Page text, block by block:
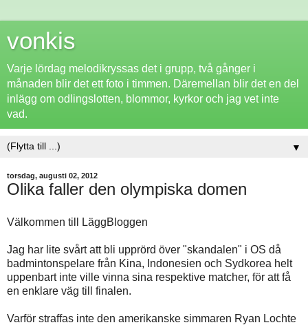
vonkis
Varje lördag melodikryssas det i grupp, två gånger i
månaden blir det ett foto i timmen. Däremellan blir det en del
inlägg om odlingslotten, blommor, kyrkor och jag vet inte
vad.
▼
torsdag, augusti 02, 2012
Olika faller den olympiska domen
Välkommen till LäggBloggen
Jag har lite svårt att bli upprörd över "skandalen" i OS då
badmintonspelare från Kina, Indonesien och Sydkorea helt
uppenbart inte ville vinna sina respektive matcher, för att få
en enklare väg till finalen.
Varför straffas inte den amerikanske simmaren Ryan Lochte